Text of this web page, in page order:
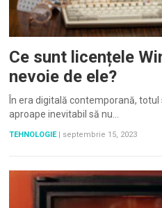
Ce sunt licențele
nevoie de ele?
În era digitală contemporană,
aproape inevitabil să nu…
TEHNOLOGIE | septembrie 15, 2023